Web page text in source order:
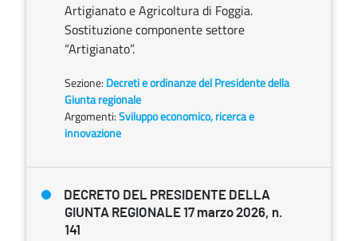
Artigianato e Agricoltura di Foggia.
Sostituzione componente settore
“Artigianato”.
Sezione: Decreti e ordinanze del Presidente della
Giunta regionale
Argomenti:Sviluppo economico, ricerca e
innovazione
DECRETO DEL PRESIDENTE DELLA
GIUNTA REGIONALE 17 marzo 2026, n.
141